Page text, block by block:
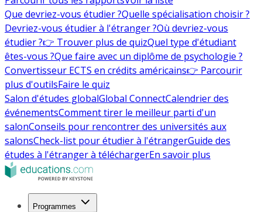
Que devriez-vous étudier ?Quelle spécialisation choisir ?
Devriez-vous étudier à l'étranger ?Où devriez-vous
étudier ?👉 Trouver plus de quizQuel type d'étudiant
êtes-vous ?Que faire avec un diplôme de psychologie ?
Convertisseur ECTS en crédits américains👉 Parcourir
plus d'outilsFaire le quiz
Salon d'études globalGlobal ConnectCalendrier des
événementsComment tirer le meilleur parti d'un
salonConseils pour rencontrer des universités aux
salonsCheck-list pour étudier à l'étrangerGuide des
études à l'étranger à téléchargerEn savoir plus
Programmes